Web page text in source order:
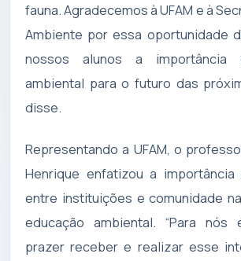
fauna. Agradecemos à UFAM e à
Ambiente por essa oportunidade
nossos alunos a importância
ambiental para o futuro das
disse.
Representando a UFAM, o
Henrique enfatizou a
entre instituições e comunidade
educação ambiental. “Para nós
prazer receber e realizar esse